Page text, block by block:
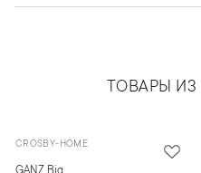
ТОВАРЫ
CROSBY-HOME